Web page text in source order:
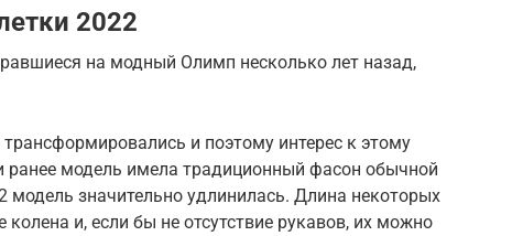
2022
на модный Олимп несколько лет назад,
и поэтому интерес к этому
ранее модель имела традиционный фасон обычной
модель значительно удлинилась. Длина некоторых
и, если бы не отсутствие рукавов, их можно